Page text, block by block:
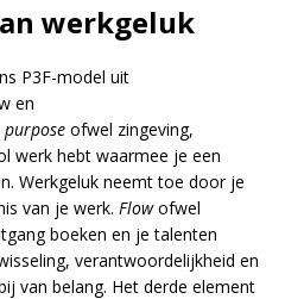
werkgeluk
P3F-model uit
en
purpose ofwel zingeving,
werk hebt waarmee je een
Werkgeluk neemt toe door je
van je werk. Flowofwel
boeken en je talenten
verantwoordelijkheid en
van belang. Het derde element